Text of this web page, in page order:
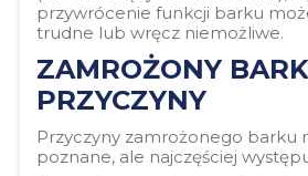
przywrócenie funkcji barku
trudne lub wręcz niemożliwe.
ZAMROŻONY
PRZYCZYNY
Przyczyny zamrożonego barku
poznane, ale najczęściej